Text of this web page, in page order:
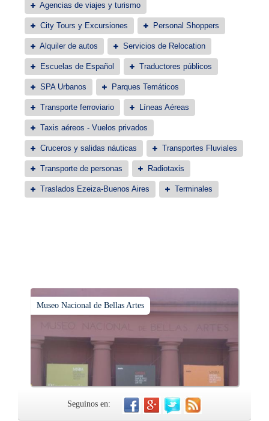
Agencias de viajes y turismo
City Tours y Excursiones Personal Shoppers
Alquiler de autos Servicios de Relocation
Escuelas de Español Traductores públicos
SPA Urbanos Parques Temáticos
Transporte ferroviario Líneas Aéreas
Taxis aéreos - Vuelos privados
Cruceros y salidas náuticas Transportes Fluviales
Transporte de personas Radiotaxis
Traslados Ezeiza-Buenos Aires Terminales
Museo Nacional de Bellas Artes
Seguinos en: